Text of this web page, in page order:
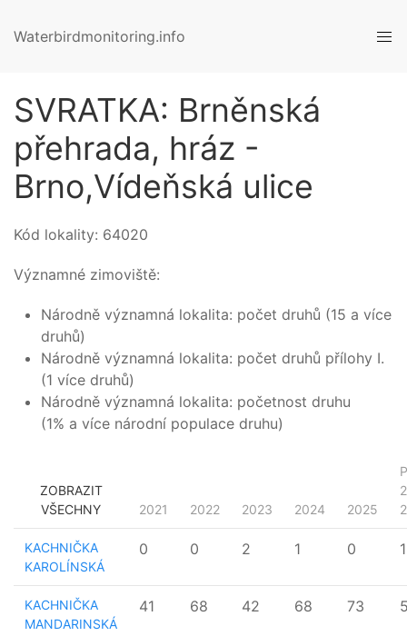
Waterbirdmonitoring.info
SVRATKA: Brněnská
přehrada, hráz -
Brno,Vídeňská ulice
Kód lokality: 64020
Významné zimoviště:
Národně významná lokalita: počet druhů (15 a více
druhů)
Národně významná lokalita: počet druhů přílohy I.
(1 více druhů)
Národně významná lokalita: početnost druhu
(1% a více národní populace druhu)
ZOBRAZIT
VŠECHNY
2021 2022 2023 2024 2025
KACHNIČKA
KAROLÍNSKÁ
0 0 2 1 0 1
KACHNIČKA
MANDARINSKÁ
41 68 42 68 73